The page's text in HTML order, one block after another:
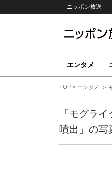
ニッポン放送
エンタメ
TOP エンタメ
「モグラ
噴出」の写